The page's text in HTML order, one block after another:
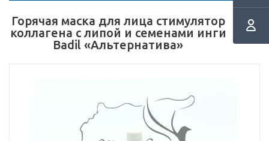
Горячая маска для лица стимулятор
коллагена с липой и семенами инги
Badil «Альтернатива»